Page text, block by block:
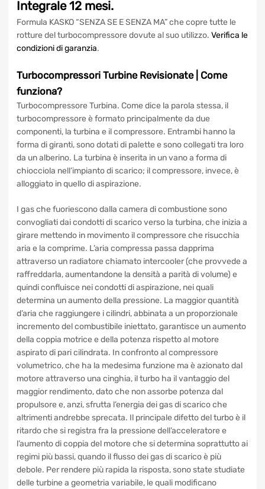
Turbocompressore Turbina
Garanzia Integrale 12 mesi.
Formula KASKO “SENZA SE E SENZA MA” che copre tutte le
le condizioni di garanzia.
Turbocompressori Turbine Revisionate
| Come
funziona?
Turbocompressore Turbina. Come dice la parola stessa, il
turbocompressore è formato principalmente da due
componenti, la turbina e il compressore. Entrambi hanno la
forma di giranti, sono dotati di palette e sono collegati tra
loro da un alberino. La turbina è inserita in un vano a forma
invece, è alloggiato in quello di aspirazione.
I gas che fuoriescono dalla camera di combustione sono
convogliati dai condotti di scarico verso la turbina, che
inizia a girare mettendo in movimento il compressore che
risucchia aria e la comprime. L’aria compressa passa
dapprima attraverso un radiatore chiamato intercooler
(che provvede a raffreddarla, aumentandone la densità a
parità di volume) e quindi confluisce nei condotti di
aspirazione, nei quali determina un aumento della
pressione. La maggior quantità d’aria che raggiungere i
cilindri, abbinata a un proporzionale incremento del
combustibile iniettato, garantisce un aumento della coppia
motrice e della potenza rispetto al motore aspirato di pari
cilindrata. In confronto al compressore volumetrico, che ha
la medesima funzione ma è azionato dal motore attraverso
una cinghia, il turbo ha il vantaggio del maggior rendimento,
dato che non assorbe potenza dal propulsore e, anzi,
sfrutta l’energia dei gas di scarico che altrimenti andrebbe
sprecata. Il principale difetto del turbo è il ritardo che si
registra fra la pressione dell’acceleratore e l’aumento di
coppia del motore che si determina soprattutto ai regimi più